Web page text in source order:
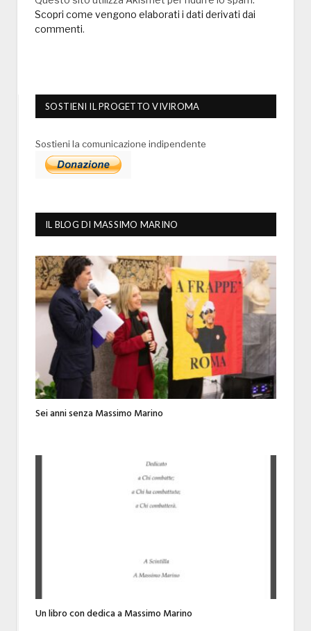
Scopri come vengono elaborati i dati derivati dai
commenti.
SOSTIENI IL PROGETTO VIVIROMA
Sostieni la comunicazione indipendente
IL BLOG DI MASSIMO MARINO
Sei anni senza Massimo Marino
Un libro con dedica a Massimo Marino